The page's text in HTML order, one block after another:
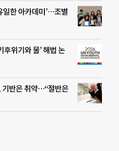
일한 아카데미’…조별
후위기와 물’ 해법 논
기반은 취약…“절반은